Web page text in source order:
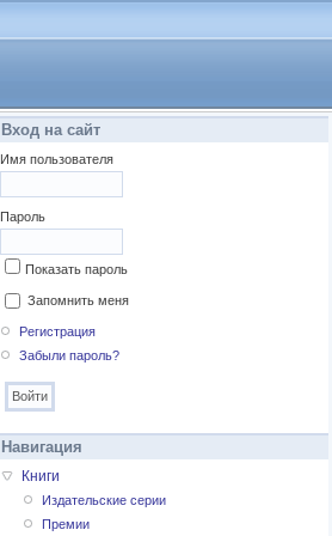
Вход на сайт
Имя пользователя
Пароль
Показать пароль
Запомнить меня
Регистрация
Забыли пароль?
Навигация
Книги
Издательские серии
Премии